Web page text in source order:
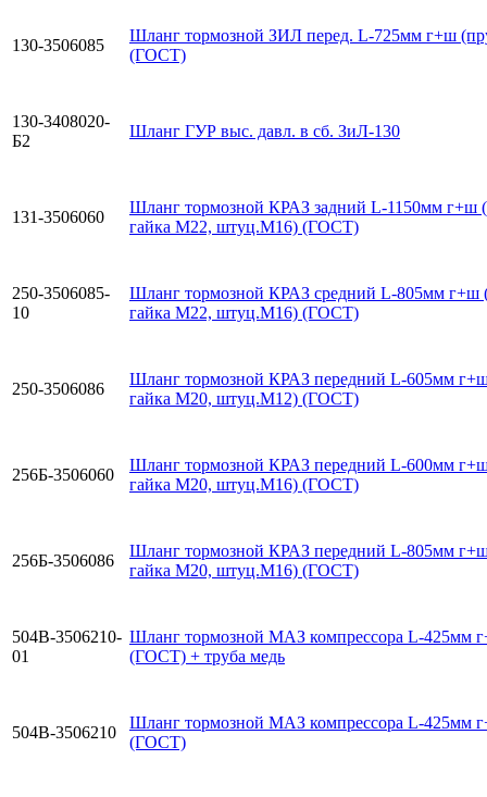
130-3506085
Шланг тормозной ЗИЛ перед. L-725мм г+ш
(ГОСТ)
130-3408020-
Б2
Шланг ГУР выс. давл. в сб. ЗиЛ-130
131-3506060
Шланг тормозной КРАЗ задний L-1150мм г+ш
гайка М22, штуц.М16) (ГОСТ)
250-3506085-
10
Шланг тормозной КРАЗ средний L-805мм г+ш
гайка М22, штуц.М16) (ГОСТ)
250-3506086
Шланг тормозной КРАЗ передний L-605мм
гайка М20, штуц.М12) (ГОСТ)
256Б-3506060
Шланг тормозной КРАЗ передний L-600мм
гайка М20, штуц.М16) (ГОСТ)
256Б-3506086
Шланг тормозной КРАЗ передний L-805мм
гайка М20, штуц.М16) (ГОСТ)
504В-3506210-
01
Шланг тормозной МАЗ компрессора L-425мм
(ГОСТ) + труба медь
504В-3506210
Шланг тормозной МАЗ компрессора L-425мм
(ГОСТ)